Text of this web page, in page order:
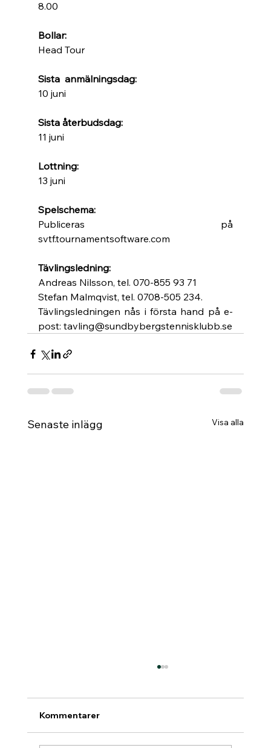
8.00
Bollar:
Head Tour
Sista  anmälningsdag:
10 juni
Sista återbudsdag:
11 juni
Lottning:
13 juni
Spelschema:
Publiceras på
svtf.tournamentsoftware.com
Tävlingsledning:
Andreas Nilsson, tel. 070-855 93 71
Stefan Malmqvist, tel. 0708-505 234.
Tävlingsledningen nås i första hand på e-
Senaste inlägg Visa alla
Kommentarer